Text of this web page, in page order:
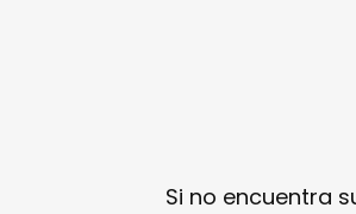
Si no encuentra